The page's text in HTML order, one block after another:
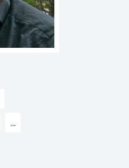
...